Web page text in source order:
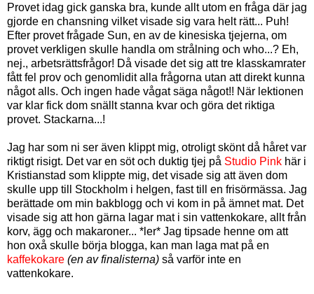
Provet idag gick ganska bra, kunde allt utom en fråga där jag
gjorde en chansning vilket visade sig vara helt rätt... Puh!
Efter provet frågade Sun, en av de kinesiska tjejerna, om
provet verkligen skulle handla om strålning och who...? Eh,
nej., arbetsrättsfrågor! Då visade det sig att tre klasskamrater
fått fel prov och genomlidit alla frågorna utan att direkt kunna
något alls. Och ingen hade vågat säga något!! När lektionen
var klar fick dom snällt stanna kvar och göra det riktiga
provet. Stackarna...!
Jag har som ni ser även klippt mig, otroligt skönt då håret var
riktigt risigt. Det var en söt och duktig tjej på Studio Pink här i
Kristianstad som klippte mig, det visade sig att även dom
skulle upp till Stockholm i helgen, fast till en frisörmässa. Jag
berättade om min bakblogg och vi kom in på ämnet mat. Det
visade sig att hon gärna lagar mat i sin vattenkokare, allt från
korv, ägg och makaroner... *ler* Jag tipsade henne om att
hon oxå skulle börja blogga, kan man laga mat på en
kaffekokare (en av finalisterna) så varför inte en
vattenkokare.